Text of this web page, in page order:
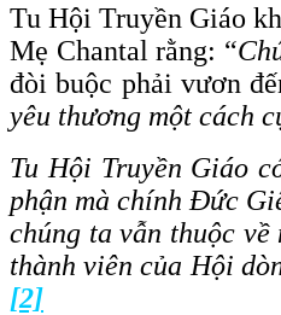
Tu Hội Truyền Giáo
Mẹ Chantal rằng: “
đòi buộc phải vươn
yêu thương một cách
Tu Hội Truyền Giáo
phận mà chính Đức
chúng ta vẫn thuộc
thành viên của Hội
[2]